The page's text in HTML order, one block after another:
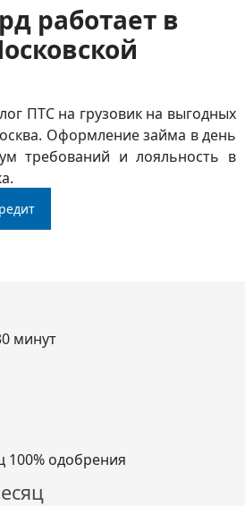
работает в
ПТС на грузовик на выгодных
Оформление займа в день
требований и лояльность в